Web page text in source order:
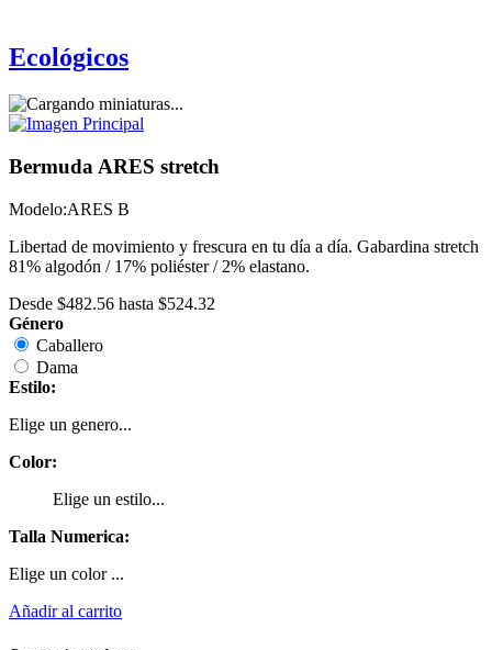
Ecológicos
Bermuda ARES stretch
Modelo:ARES B
Libertad de movimiento y frescura en tu día a día. Gabardina stretch
81% algodón / 17% poliéster / 2% elastano.
Desde $482.56 hasta $524.32
Género
Caballero
Dama
Estilo:
Elige un genero...
Color:
Elige un estilo...
Talla Numerica:
Elige un color ...
Añadir al carrito